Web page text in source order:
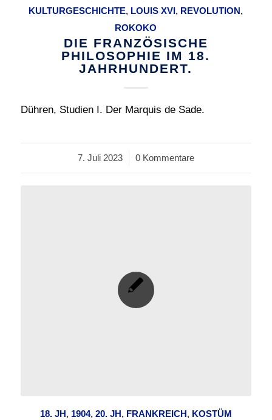
KULTURGESCHICHTE, LOUIS XVI, REVOLUTION,
ROKOKO
DIE FRANZÖSISCHE
PHILOSOPHIE IM 18.
JAHRHUNDERT.
Dühren, Studien I. Der Marquis de Sade.
7. Juli 2023
/ 0 Kommentare
18. JH, 1904, 20. JH, FRANKREICH, KOSTÜM